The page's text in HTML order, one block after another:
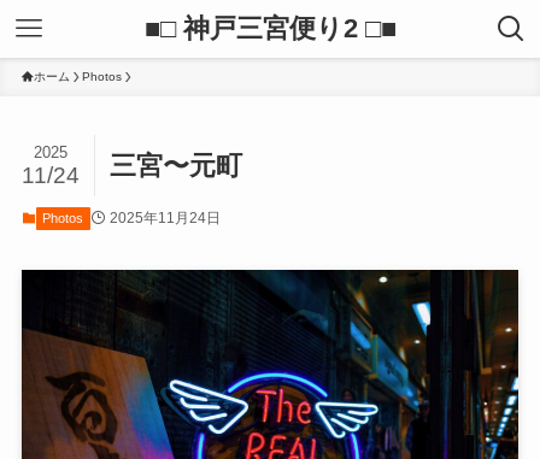
■□ 神戸三宮便り2 □■
ホーム Photos
三宮〜元町
2025
11/24
Photos 2025年11月24日